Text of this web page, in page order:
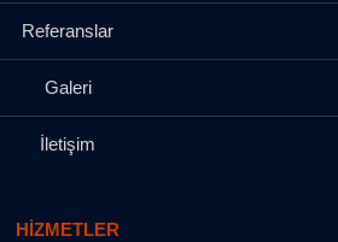
Referanslar
Galeri
İletişim
HIZMETLER